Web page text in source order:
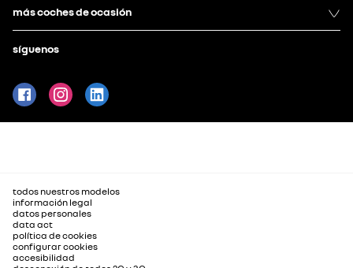
más coches de ocasión
síguenos
todos nuestros modelos
información legal
datos personales
data act
política de cookies
configurar cookies
accesibilidad